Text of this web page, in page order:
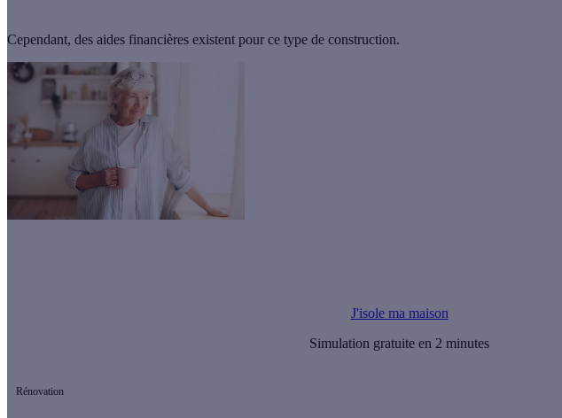
Cependant, des aides financières existent pour ce type de construction.
J'isole ma maison
Simulation gratuite en 2 minutes
Rénovation